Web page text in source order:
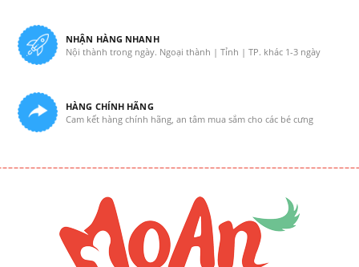
NHẬN HÀNG NHANH
Nội thành trong ngày. Ngoại thành | Tỉnh | TP. khác 1-3 ngày
HÀNG CHÍNH HÃNG
Cam kết hàng chính hãng, an tâm mua sắm cho các bé cưng